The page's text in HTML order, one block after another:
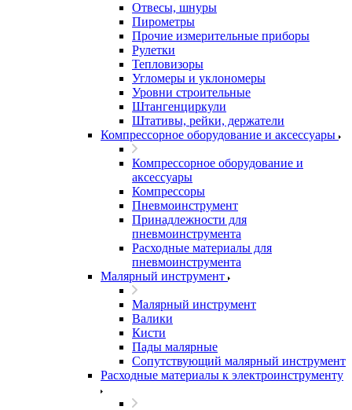
Отвесы, шнуры
Пирометры
Прочие измерительные приборы
Рулетки
Тепловизоры
Угломеры и уклономеры
Уровни строительные
Штангенциркули
Штативы, рейки, держатели
Компрессорное оборудование и аксессуары
Компрессорное оборудование и
аксессуары
Компрессоры
Пневмоинструмент
Принадлежности для
пневмоинструмента
Расходные материалы для
пневмоинструмента
Малярный инструмент
Малярный инструмент
Валики
Кисти
Пады малярные
Сопутствующий малярный инструмент
Расходные материалы к электроинструменту